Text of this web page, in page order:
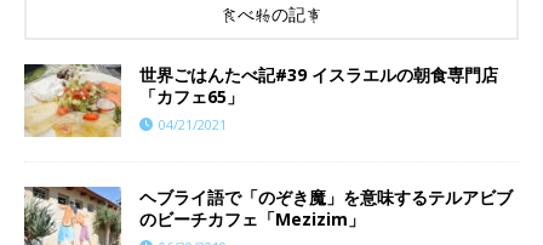
食べ物の記事
世界ごはんたべ記#39 イスラエルの朝食専門店
「カフェ65」
04/21/2021
ヘブライ語で「のぞき魔」を意味するテルアビブ
のビーチカフェ「Mezizim」